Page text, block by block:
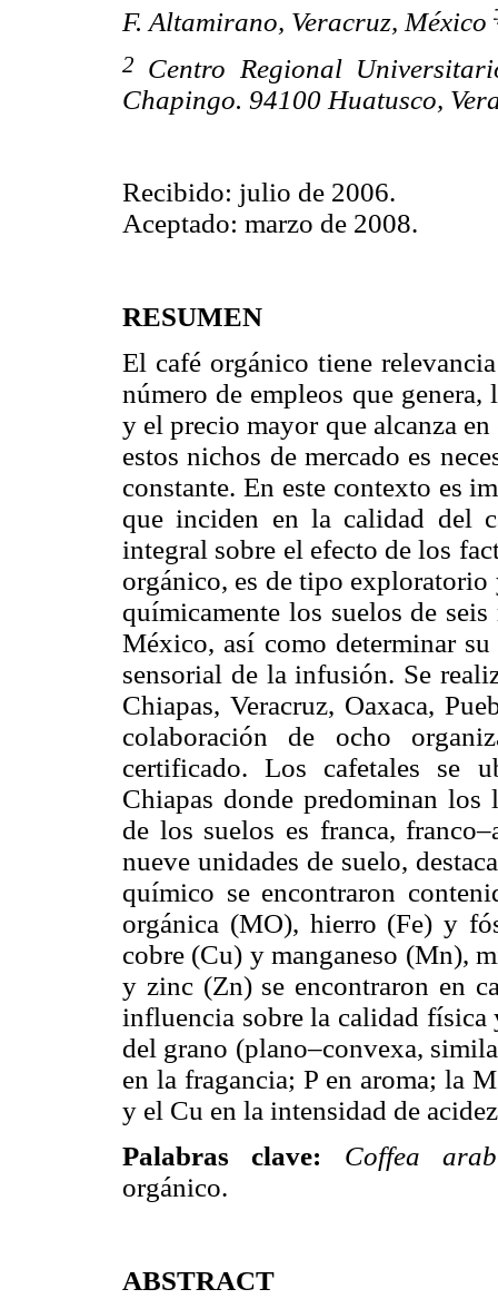
F. Altamirano, Veracruz, México
2
Centro Regional
Chapingo. 94100 Huatusco,
Recibido: julio de 2006.
Aceptado: marzo de 2008.
RESUMEN
El café orgánico tiene
número de empleos que
y el precio mayor que alcanza
estos nichos de mercado es
constante. En este contexto es
que inciden en la calidad del
integral sobre el efecto de los
orgánico, es de tipo
químicamente los suelos de
México, así como determinar
sensorial de la infusión. Se
Chiapas, Veracruz, Oaxaca,
colaboración de ocho
certificado. Los cafetales se
Chiapas donde predominan
de los suelos es franca,
nueve unidades de suelo,
químico se encontraron
orgánica (MO), hierro (Fe) y
cobre (Cu) y manganeso (Mn),
y zinc (Zn) se encontraron en
influencia sobre la calidad
del grano (plano–convexa,
en la fragancia; P en aroma; la
y el Cu en la intensidad de
Palabras clave:
Coffea
orgánico.
ABSTRACT